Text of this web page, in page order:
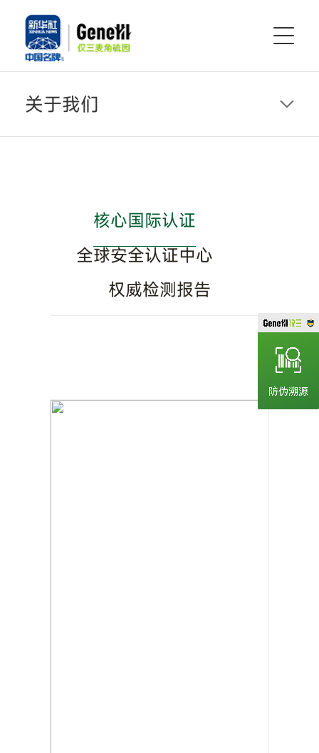
关于我们
核心国际认证
全球安全认证中心
权威检测报告